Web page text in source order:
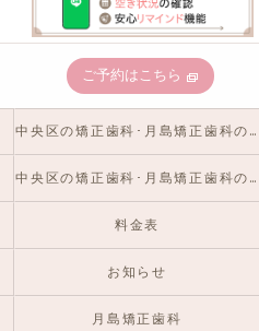
ご予約はこちら
中央区の矯正歯科･月島矯正歯科の口コミ情報
中央区の矯正歯科･月島矯正歯科のお客様の声
料金表
お知らせ
月島矯正歯科